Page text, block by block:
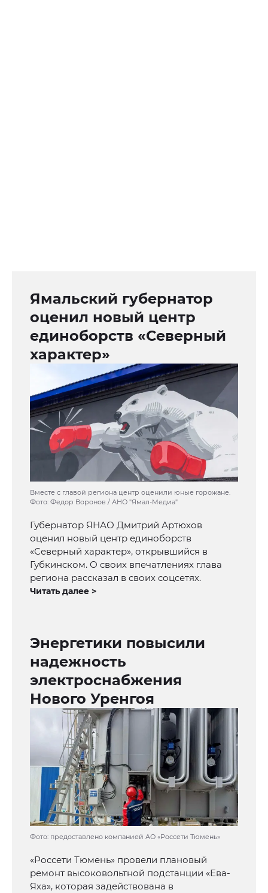
Ямальский губернатор
оценил новый центр
единоборств «Северный
характер»
Вместе с главой региона центр оценили юные горожане.
Фото: Федор Воронов / АНО "Ямал-Медиа"
Губернатор ЯНАО Дмитрий Артюхов
оценил новый центр единоборств
«Северный характер», открывшийся в
Губкинском. О своих впечатлениях глава
региона рассказал в своих соцсетях.
Читать далее >
Энергетики повысили
надежность
электроснабжения
Нового Уренгоя
Фото: предоставлено компанией АО «Россети Тюмень»
«Россети Тюмень» провели плановый
ремонт высоковольтной подстанции «Ева-
Яха», которая задействована в